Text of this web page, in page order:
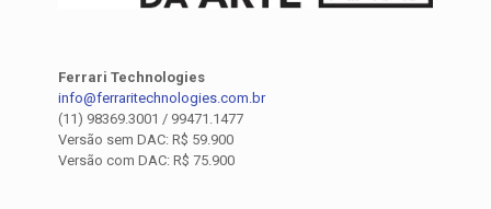
Ferrari Technologies
info@ferraritechnologies.com.br
(11) 98369.3001 / 99471.1477
Versão sem DAC: R$ 59.900
Versão com DAC: R$ 75.900